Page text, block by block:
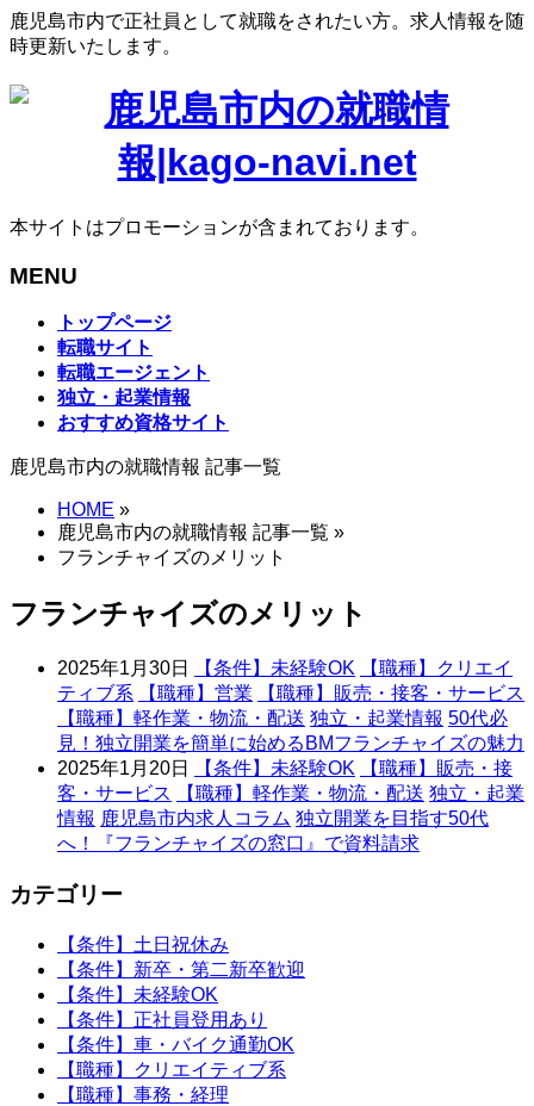
鹿児島市内で正社員として就職をされたい方。求人情報を随
時更新いたします。
本サイトはプロモーションが含まれております。
MENU
ば
トップページ
転職サイト
転職エージェント
独立・起業情報
おすすめ資格サイト
鹿児島市内の就職情報 記事一覧
HOME »
鹿児島市内の就職情報 記事一覧 »
フランチャイズのメリット
フランチャイズのメリット
2025年1月30日 【条件】未経験OK
【職種】クリエイ
ティブ系
【職種】営業
【職種】販売・接客・サービス
【職種】軽作業・物流・配送 独立・起業情報 50代必
見！独立開業を簡単に始めるBMフランチャイズの魅力
2025年1月20日
【条件】未経験OK
【職種】販売・接
客・サービス
【職種】軽作業・物流・配送 独立・起業
情報 鹿児島市内求人コラム 独立開業を目指す50代
へ！『フランチャイズの窓口』で資料請求
カテゴリー
【条件】土日祝休み
【条件】新卒・第二新卒歓迎
【条件】未経験OK
【条件】正社員登用あり
【条件】車・バイク通勤OK
【職種】クリエイティブ系
【職種】事務・経理